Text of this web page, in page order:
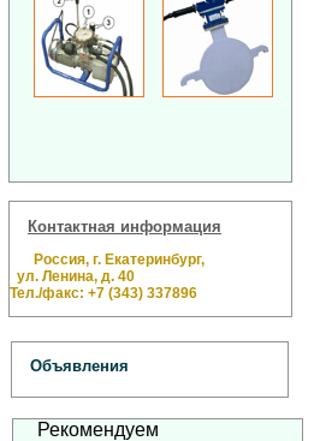
Контактная информация
Россия, г. Екатеринбург,
ул. Ленина, д. 40
Тел./факс: +7 (343) 337896
Объявления
Рекомендуем